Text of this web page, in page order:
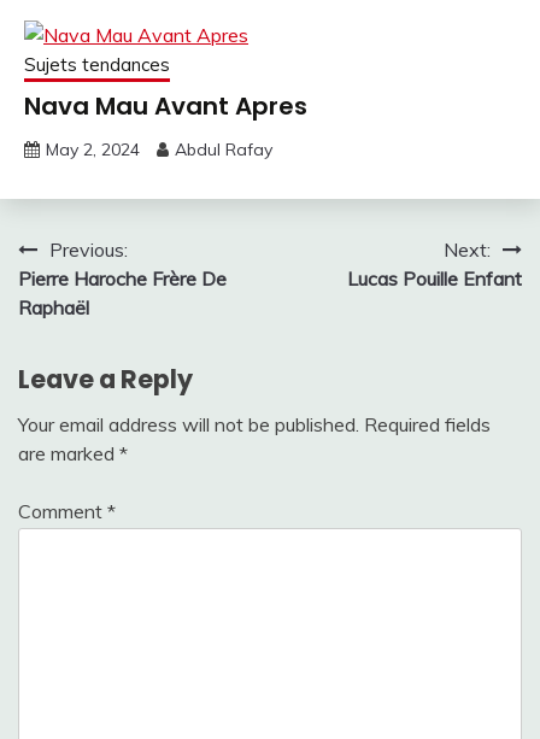
Sujets tendances
Nava Mau Avant Apres
May 2, 2024 Abdul Rafay
Post
navigation
Previous:
Pierre Haroche Frère De
Raphaël
Next:
Lucas Pouille Enfant
Leave a Reply
Your email address will not be published. Required fields
are marked *
Comment *